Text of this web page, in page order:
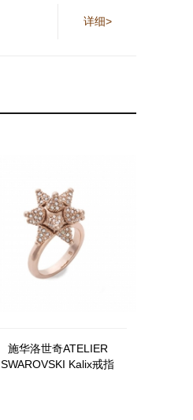
详细>
施华洛世奇ATELIER
SWAROVSKI Kalix戒指